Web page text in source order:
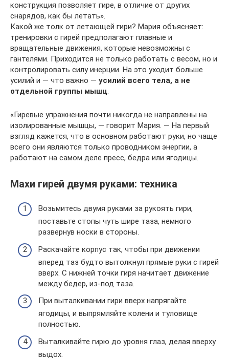
конструкция позволяет гире, в отличие от других
снарядов, как бы летать».
Какой же толк от летающей гири? Мария объясняет:
тренировки с гирей предполагают плавные и
вращательные движения, которые невозможны с
гантелями. Приходится не только работать с весом, но и
контролировать силу инерции. На это уходит больше
усилий и — что важно — усилий всего тела, а не
отдельной группы мышц.
«Гиревые упражнения почти никогда не направлены на
изолированные мышцы, — говорит Мария. — На первый
взгляд кажется, что в основном работают руки, но чаще
всего они являются только проводником энергии, а
работают на самом деле пресс, бедра или ягодицы.
Махи гирей двумя руками: техника
Возьмитесь двумя руками за рукоять гири,
поставьте стопы чуть шире таза, немного
развернув носки в стороны.
Раскачайте корпус так, чтобы при движении
вперед таз будто вытолкнул прямые руки с гирей
вверх. С нижней точки гиря начитает движение
между бедер, из-под таза.
При выталкивании гири вверх напрягайте
ягодицы, и выпрямляйте колени и туловище
полностью.
Выталкивайте гирю до уровня глаз, делая вверху
выдох.